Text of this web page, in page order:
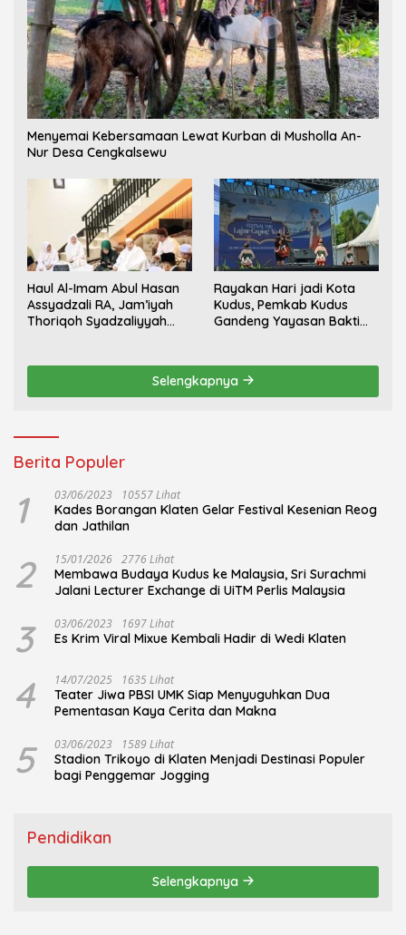
Menyemai Kebersamaan Lewat Kurban di Musholla An-
Nur Desa Cengkalsewu
Haul Al-Imam Abul Hasan
Assyadzali RA, Jam’iyah
Thoriqoh Syadzaliyyah
Rayakan Hari jadi Kota
Kudus, Pemkab Kudus
Gandeng Yayasan Bakti
Selengkapnya
Berita Populer
1 03/06/2023 10557 Lihat
Kades Borangan Klaten Gelar Festival Kesenian Reog
dan Jathilan
2 15/01/2026 2776 Lihat
Membawa Budaya Kudus ke Malaysia, Sri Surachmi
Jalani Lecturer Exchange di UiTM Perlis Malaysia
3 03/06/2023 1697 Lihat
Es Krim Viral Mixue Kembali Hadir di Wedi Klaten
4 14/07/2025 1635 Lihat
Teater Jiwa PBSI UMK Siap Menyuguhkan Dua
Pementasan Kaya Cerita dan Makna
5 03/06/2023 1589 Lihat
Stadion Trikoyo di Klaten Menjadi Destinasi Populer
bagi Penggemar Jogging
Pendidikan
Selengkapnya